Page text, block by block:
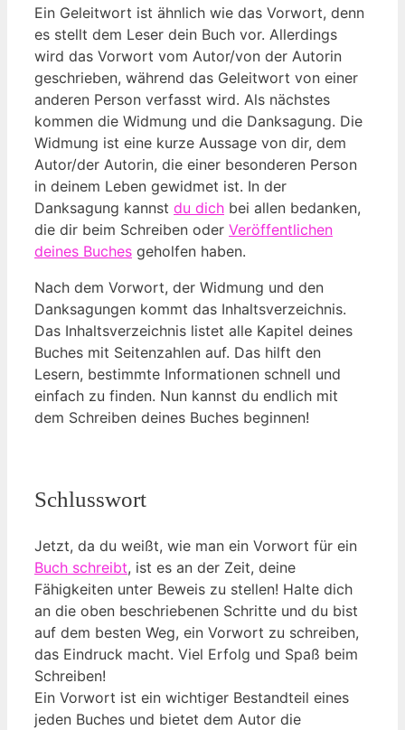
Ein Geleitwort ist ähnlich wie das Vorwort, denn
es stellt dem Leser dein Buch vor. Allerdings
wird das Vorwort vom Autor/von der Autorin
geschrieben, während das Geleitwort von einer
anderen Person verfasst wird. Als nächstes
kommen die Widmung und die Danksagung. Die
Widmung ist eine kurze Aussage von dir, dem
Autor/der Autorin, die einer besonderen Person
in deinem Leben gewidmet ist. In der
Danksagung kannst du dich bei allen bedanken,
die dir beim Schreiben oder Veröffentlichen
deines Buches geholfen haben.
Nach dem Vorwort, der Widmung und den
Danksagungen kommt das Inhaltsverzeichnis.
Das Inhaltsverzeichnis listet alle Kapitel deines
Buches mit Seitenzahlen auf. Das hilft den
Lesern, bestimmte Informationen schnell und
einfach zu finden. Nun kannst du endlich mit
dem Schreiben deines Buches beginnen!
Schlusswort
Jetzt, da du weißt, wie man ein Vorwort für ein
Buch schreibt, ist es an der Zeit, deine
Fähigkeiten unter Beweis zu stellen! Halte dich
an die oben beschriebenen Schritte und du bist
auf dem besten Weg, ein Vorwort zu schreiben,
das Eindruck macht. Viel Erfolg und Spaß beim
Schreiben!
Ein Vorwort ist ein wichtiger Bestandteil eines
⁢jeden Buches und bietet dem ​Autor die